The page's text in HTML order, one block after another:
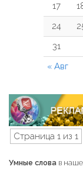
« Авг
17
24
31
Страница 1 из 1
Умные слова в